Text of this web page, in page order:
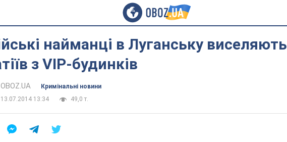
найманці в Луганську виселяють
з VIP-будинків
OBOZ.UA
Кримінальні новини
13.07.2014 13:34
49,0 т.